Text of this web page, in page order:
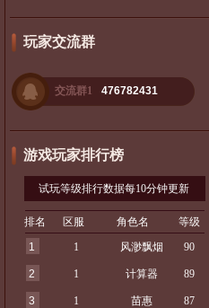
玩家交流群
交流群1 476782431
游戏玩家排行榜
试玩等级排行数据每10分钟更新
排名 区服 角色名
等级
1
1 风渺飘烟 90
2 1 计算器 89
3 1 苗惠 87